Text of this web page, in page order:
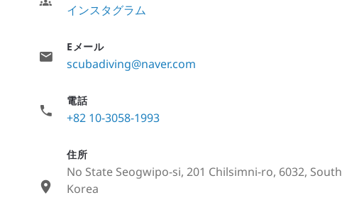
インスタグラム
Eメール
scubadiving@naver.com
電話
+82 10-3058-1993
住所
No State Seogwipo-si, 201 Chilsimni-ro, 6032, South
Korea